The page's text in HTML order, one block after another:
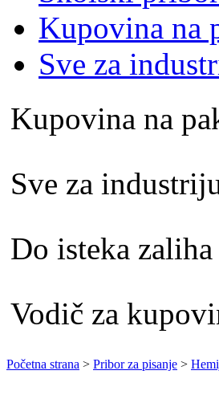
Kupovina na
Sve za
Kupovina na
Sve za
Do isteka zaliha
Vodič za
Početna strana > Pribor za pisanje >